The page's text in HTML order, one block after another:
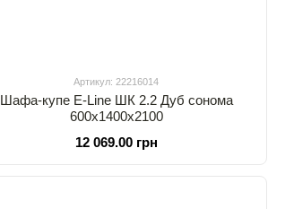
Артикул: 22216014
Шафа-купе E-Line ШК 2.2 Дуб сонома
600х1400х2100
12 069.00 грн